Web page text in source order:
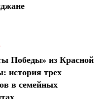
Победы» из Красной
история трех
в семейных